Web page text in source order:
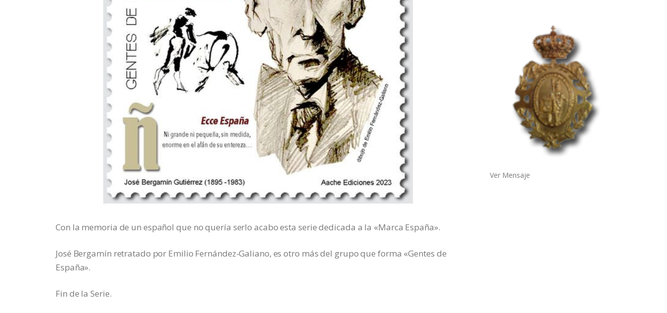
Con la memoria de un español que no quería serlo acabo esta serie dedicada a la «Marca España».
José Bergamín retratado por Emilio Fernández-Galiano, es otro más del grupo que forma «Gentes de
España».
Fin de la Serie.
Ver Mensaje